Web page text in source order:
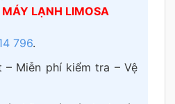
LẠNH LIMOSA
796.
Miễn phí kiểm tra – Vệ